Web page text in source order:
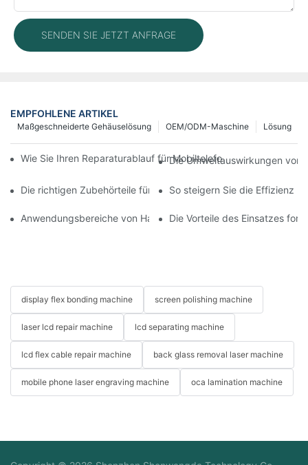
SENDEN SIE JETZT ANFRAGE
EMPFOHLENE ARTIKEL
Lösung
OEM/ODM-Maschine
Maßgeschneiderte Gehäuselösung
Wie Sie Ihren Reparaturablauf für Mobiltelefone mit moderner
Die Umweltauswirkungen von
Die richtigen Zubehörteile für Ihr Handy-So steigern Sie die Effizienz
Anwendungsbereiche von Handy-Reparaturmaschinen bei
Die Vorteile des Einsatzes
display flex bonding machine screen polishing machine
laser lcd repair machine lcd separating machine
lcd flex cable repair machine back glass removal laser machine
mobile phone laser engraving machine oca lamination machine